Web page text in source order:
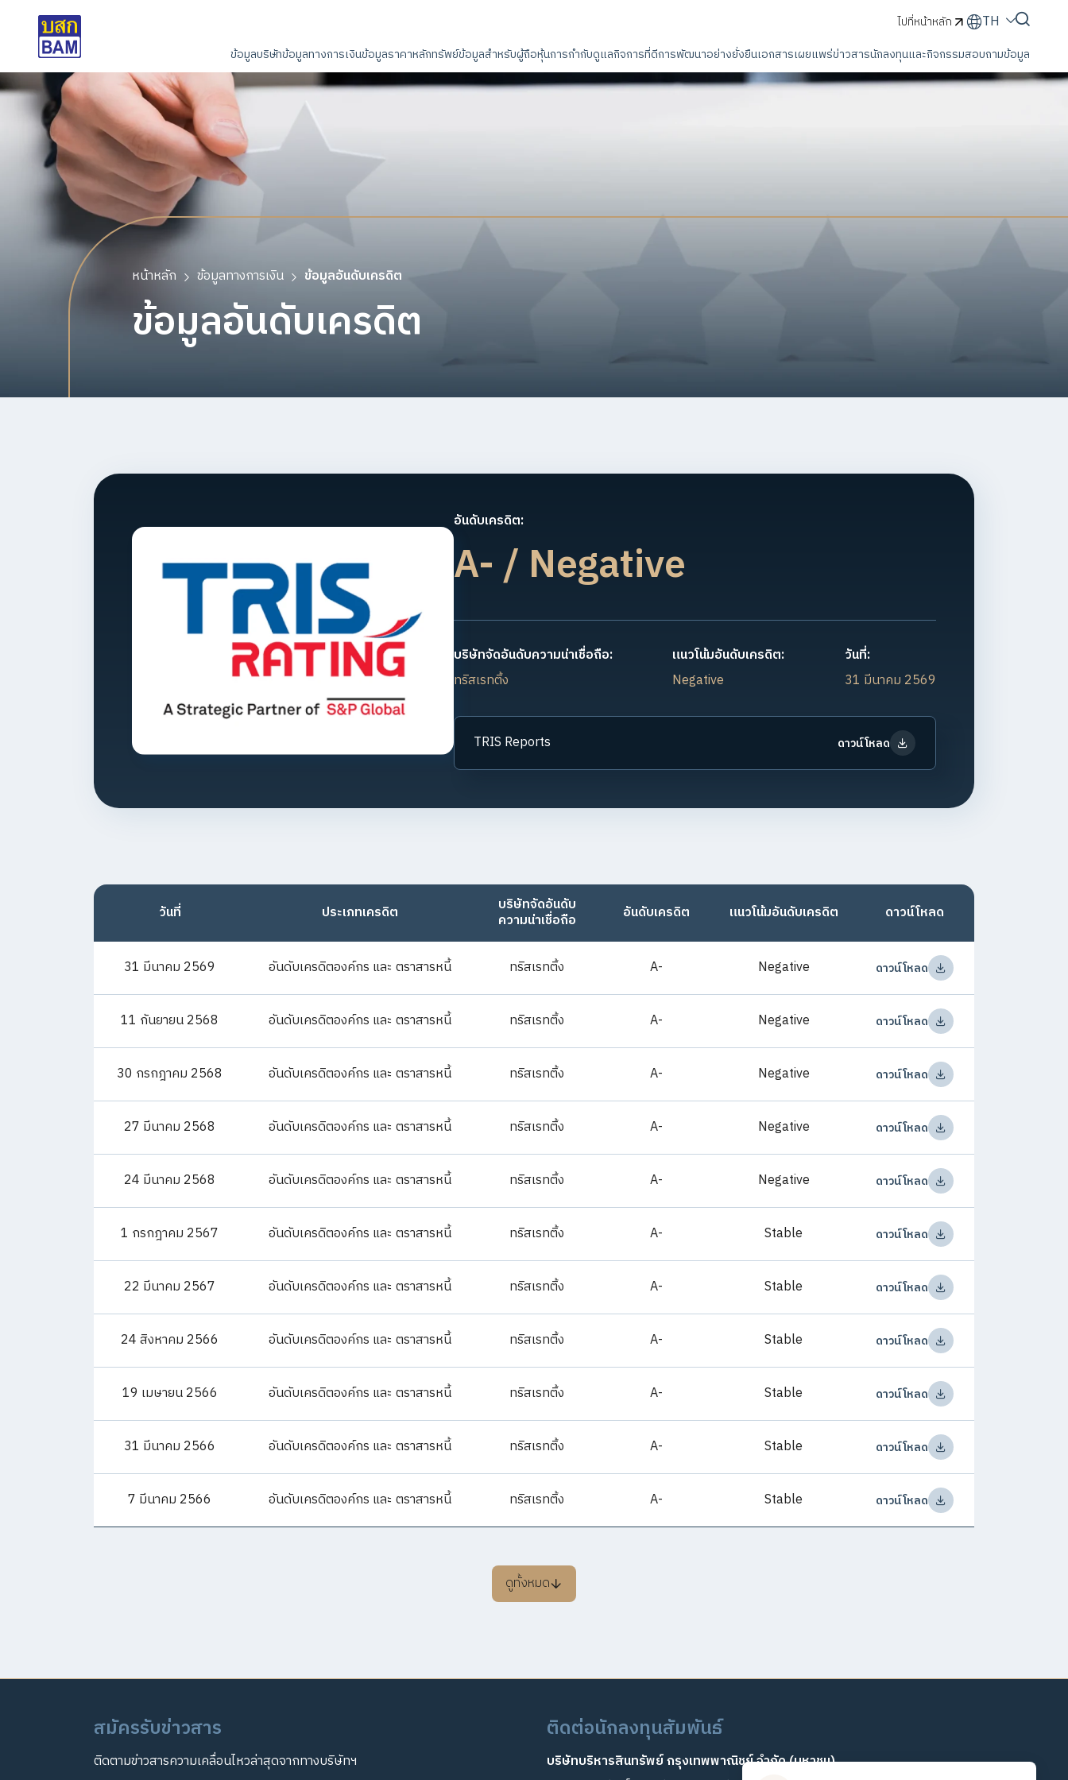
ไปที่หน้าหลัก TH
ข้อมูลบริษัทข้อมูลทางการเงินข้อมูลราคาหลักทรัพย์ข้อมูลสำหรับผู้ถือหุ้นการกำกับดูแลกิจการที่ดีการพัฒนาอย่างยั่งยืนเอกสารเผยแพร่ข่าวสารนักลงทุนและกิจกรรมสอบถามข้อมูล
หน้าหลัก ข้อมูลทางการเงิน ข้อมูลอันดับเครดิต
ข้อมูลอันดับเครดิต
อันดับเครดิต:
A- / Negative
บริษัทจัดอันดับความน่าเชื่อถือ:
ทริสเรทติ้ง
แนวโน้มอันดับเครดิต:
Negative
วันที่:
31 มีนาคม 2569
TRIS Reports ดาวน์โหลด
วันที่ ประเภทเครดิต บริษัทจัดอันดับ
ความน่าเชื่อถือ อันดับเครดิต แนวโน้มอันดับเครดิต ดาวน์โหลด
31 มีนาคม 2569 อันดับเครดิตองค์กร และ ตราสารหนี้ ทริสเรทติ้ง A- Negative ดาวน์โหลด
11 กันยายน 2568 อันดับเครดิตองค์กร และ ตราสารหนี้ ทริสเรทติ้ง A- Negative ดาวน์โหลด
30 กรกฎาคม 2568 อันดับเครดิตองค์กร และ ตราสารหนี้ ทริสเรทติ้ง A- Negative ดาวน์โหลด
27 มีนาคม 2568 อันดับเครดิตองค์กร และ ตราสารหนี้ ทริสเรทติ้ง A- Negative ดาวน์โหลด
24 มีนาคม 2568 อันดับเครดิตองค์กร และ ตราสารหนี้ ทริสเรทติ้ง A- Negative ดาวน์โหลด
1 กรกฎาคม 2567 อันดับเครดิตองค์กร และ ตราสารหนี้ ทริสเรทติ้ง A- Stable ดาวน์โหลด
22 มีนาคม 2567 อันดับเครดิตองค์กร และ ตราสารหนี้ ทริสเรทติ้ง A- Stable ดาวน์โหลด
24 สิงหาคม 2566 อันดับเครดิตองค์กร และ ตราสารหนี้ ทริสเรทติ้ง A- Stable ดาวน์โหลด
19 เมษายน 2566 อันดับเครดิตองค์กร และ ตราสารหนี้ ทริสเรทติ้ง A- Stable ดาวน์โหลด
31 มีนาคม 2566 อันดับเครดิตองค์กร และ ตราสารหนี้ ทริสเรทติ้ง A- Stable ดาวน์โหลด
7 มีนาคม 2566 อันดับเครดิตองค์กร และ ตราสารหนี้ ทริสเรทติ้ง A- Stable ดาวน์โหลด
ดูทั้งหมด
สมัครรับข่าวสาร
ติดตามข่าวสารความเคลื่อนไหวล่าสุดจากทางบริษัทฯ
ติดต่อนักลงทุนสัมพันธ์
บริษัทบริหารสินทรัพย์ กรุงเทพพาณิชย์ จำกัด (มหาชน)